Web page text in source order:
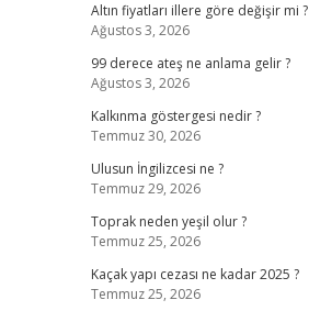
Altın fiyatları illere göre değişir mi ?
Ağustos 3, 2026
99 derece ateş ne anlama gelir ?
Ağustos 3, 2026
Kalkınma göstergesi nedir ?
Temmuz 30, 2026
Ulusun İngilizcesi ne ?
Temmuz 29, 2026
Toprak neden yeşil olur ?
Temmuz 25, 2026
Kaçak yapı cezası ne kadar 2025 ?
Temmuz 25, 2026